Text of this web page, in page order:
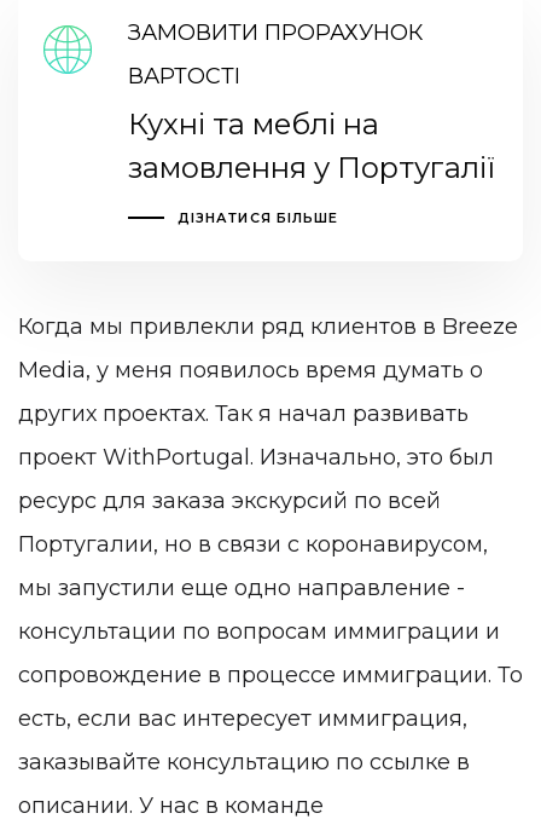
ЗАМОВИТИ ПРОРАХУНОК
ВАРТОСТІ
Кухні та меблі на
замовлення у Португалії
ДІЗНАТИСЯ БІЛЬШЕ
Когда мы привлекли ряд клиентов в Breeze
Media, у меня появилось время думать о
других проектах. Так я начал развивать
проект WithPortugal. Изначально, это был
ресурс для заказа экскурсий по всей
Португалии, но в связи с коронавирусом,
мы запустили еще одно направление -
консультации по вопросам иммиграции и
сопровождение в процессе иммиграции. То
есть, если вас интересует иммиграция,
заказывайте консультацию по ссылке в
описании. У нас в команде